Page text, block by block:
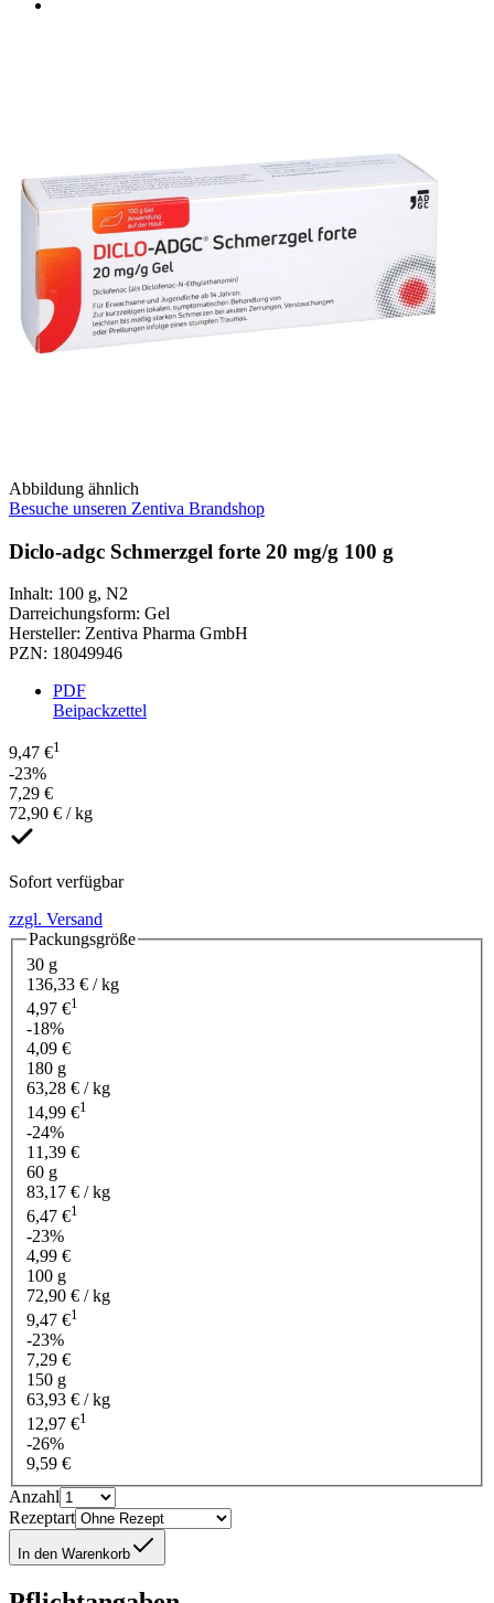
Abbildung ähnlich
Besuche unseren Zentiva Brandshop
Diclo-adgc Schmerzgel forte 20 mg/g 100 g
Inhalt: 100 g, N2
Darreichungsform: Gel
Hersteller: Zentiva Pharma GmbH
PZN: 18049946
PDF
Beipackzettel
9,47 €1
-23%
7,29 €
72,90 € / kg
Sofort verfügbar
zzgl. Versand
Packungsgröße
30 g
136,33 € / kg
4,97 €1
-18%
4,09 €
180 g
63,28 € / kg
14,99 €1
-24%
11,39 €
60 g
83,17 € / kg
6,47 €1
-23%
4,99 €
100 g
72,90 € / kg
9,47 €1
-23%
7,29 €
150 g
63,93 € / kg
12,97 €1
-26%
9,59 €
Anzahl
Rezeptart
In den Warenkorb